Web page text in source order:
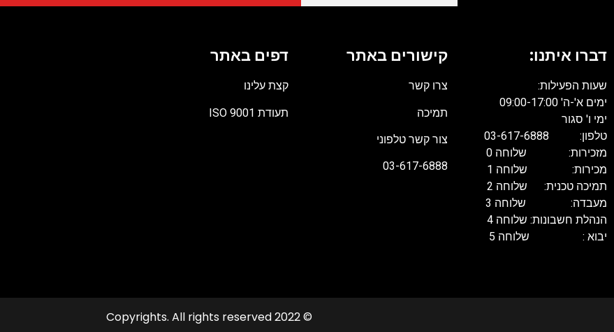
דברו איתנו:
שעות הפעילות:
ימים א'-ה' 09:00-17:00
ימי ו' סגור
טלפון: 03-617-6888
מזכירות: שלוחה 0
מכירות: שלוחה 1
תמיכה טכנית: שלוחה 2
מעבדה: שלוחה 3
הנהלת חשבונות: שלוחה 4
יבוא : שלוחה 5
קישורים באתר
צרו קשר
תמיכה
צור קשר טלפוני
03-617-6888
דפים באתר
קצת עלינו
תעודת ISO 9001
© 2022 Copyrights. All rights reserved